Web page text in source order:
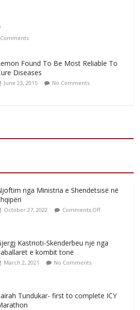
Found To Be Most Reliable To
Diseases
June 23, 2015 No Comments
nga Ministria e Shendetsisë në
October 27, 2022 Comments Off
Kastrioti-Skënderbeu një nga
e kombit tonë
March 2, 2021 No Comments
Tundukar- first to complete ICY